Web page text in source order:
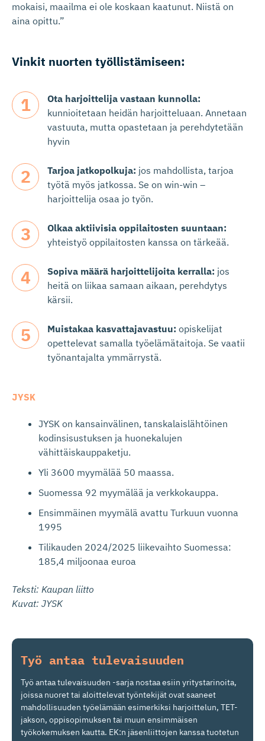
mokaisi, maailma ei ole koskaan kaatunut. Niistä on
aina opittu.”
Vinkit nuorten työllistä­miseen:
Ota harjoittelija vastaan kunnolla:
kunnioitetaan heidän harjoitteluaan. Annetaan
vastuuta, mutta opastetaan ja perehdytetään
hyvin
Tarjoa jatkopolkuja: jos mahdollista, tarjoa
työtä myös jatkossa. Se on win-win –
harjoittelija osaa jo työn.
Olkaa aktiivisia oppilaitosten suuntaan:
yhteistyö oppilaitosten kanssa on tärkeää.
Sopiva määrä harjoittelijoita kerralla: jos
heitä on liikaa samaan aikaan, perehdytys
kärsii.
Muistakaa kasvattajavastuu: opiskelijat
opettelevat samalla työelämätaitoja. Se vaatii
työnantajalta ymmärrystä.
JYSK
JYSK on kansainvälinen, tanskalaislähtöinen
kodinsisustuksen ja huonekalujen
vähittäiskauppaketju.
Yli 3600 myymälää 50 maassa.
Suomessa 92 myymälää ja verkkokauppa.
Ensimmäinen myymälä avattu Turkuun vuonna
1995
Tilikauden 2024/2025 liikevaihto Suomessa:
185,4 miljoonaa euroa
Teksti: Kaupan liitto
Kuvat: JYSK
Työ antaa tulevaisuuden
Työ antaa tulevaisuuden -sarja nostaa esiin yritystarinoita,
joissa nuoret tai aloittelevat työntekijät ovat saaneet
mahdollisuuden työelämään esimerkiksi harjoittelun, TET-
jakson, oppisopimuksen tai muun ensimmäisen
työkokemuksen kautta. EK:n jäsenliittojen kanssa tuotetun